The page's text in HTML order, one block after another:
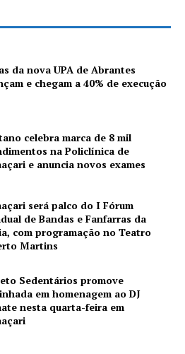
da nova UPA de Abrantes
e chegam a 40% de execução
celebra marca de 8 mil
na Policlínica de
e anuncia novos exames
será palco do I Fórum
de Bandas e Fanfarras da
com programação no Teatro
Martins
Sedentários promove
em homenagem ao DJ
nesta quarta-feira em